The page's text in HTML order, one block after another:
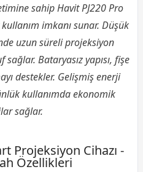
sahip Havit PJ220 Pro
imkanı sunar. Düşük
uzun süreli projeksiyon
Bataryasız yapısı, fişe
destekler. Gelişmiş enerji
kullanımda ekonomik
sağlar.
Projeksiyon Cihazı -
Özellikleri